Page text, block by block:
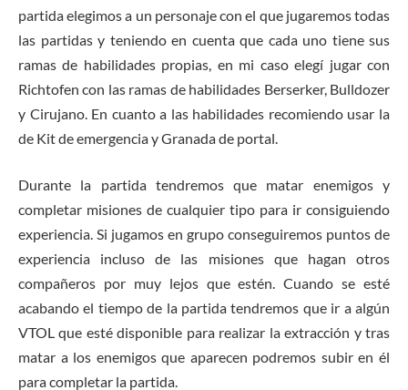
partida elegimos a un personaje con el que jugaremos todas
las partidas y teniendo en cuenta que cada uno tiene sus
ramas de habilidades propias, en mi caso elegí jugar con
Richtofen con las ramas de habilidades Berserker, Bulldozer
y Cirujano. En cuanto a las habilidades recomiendo usar la
de Kit de emergencia y Granada de portal.
Durante la partida tendremos que matar enemigos y
completar misiones de cualquier tipo para ir consiguiendo
experiencia. Si jugamos en grupo conseguiremos puntos de
experiencia incluso de las misiones que hagan otros
compañeros por muy lejos que estén. Cuando se esté
acabando el tiempo de la partida tendremos que ir a algún
VTOL que esté disponible para realizar la extracción y tras
matar a los enemigos que aparecen podremos subir en él
para completar la partida.